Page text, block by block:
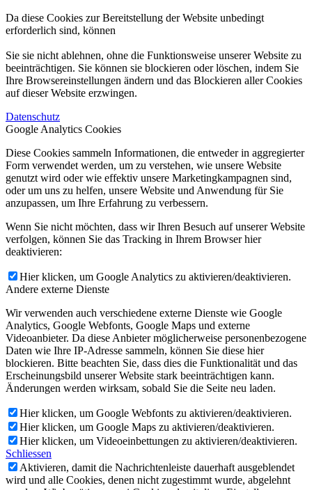
Da diese Cookies zur Bereitstellung der Website unbedingt
erforderlich sind, können
Sie sie nicht ablehnen, ohne die Funktionsweise unserer Website zu
beeinträchtigen. Sie können sie blockieren oder löschen, indem Sie
Ihre Browsereinstellungen ändern und das Blockieren aller Cookies
auf dieser Website erzwingen.
Datenschutz
Google Analytics Cookies
Diese Cookies sammeln Informationen, die entweder in aggregierter
Form verwendet werden, um zu verstehen, wie unsere Website
genutzt wird oder wie effektiv unsere Marketingkampagnen sind,
oder um uns zu helfen, unsere Website und Anwendung für Sie
anzupassen, um Ihre Erfahrung zu verbessern.
Wenn Sie nicht möchten, dass wir Ihren Besuch auf unserer Website
verfolgen, können Sie das Tracking in Ihrem Browser hier
deaktivieren:
Hier klicken, um Google Analytics zu aktivieren/deaktivieren.
Andere externe Dienste
Wir verwenden auch verschiedene externe Dienste wie Google
Analytics, Google Webfonts, Google Maps und externe
Videoanbieter. Da diese Anbieter möglicherweise personenbezogene
Daten wie Ihre IP-Adresse sammeln, können Sie diese hier
blockieren. Bitte beachten Sie, dass dies die Funktionalität und das
Erscheinungsbild unserer Website stark beeinträchtigen kann.
Änderungen werden wirksam, sobald Sie die Seite neu laden.
Hier klicken, um Google Webfonts zu aktivieren/deaktivieren.
Hier klicken, um Google Maps zu aktivieren/deaktivieren.
Hier klicken, um Videoeinbettungen zu aktivieren/deaktivieren.
Schliessen
Aktivieren, damit die Nachrichtenleiste dauerhaft ausgeblendet
wird und alle Cookies, denen nicht zugestimmt wurde, abgelehnt